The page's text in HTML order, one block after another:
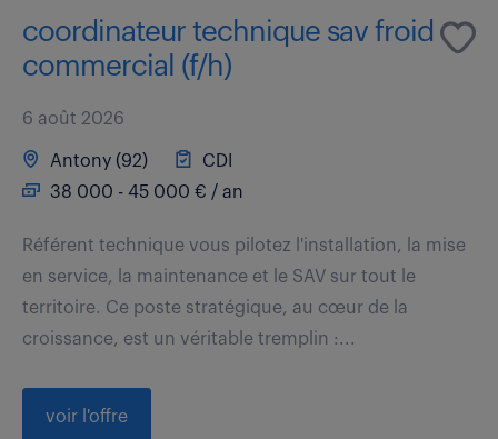
coordinateur technique sav froid
commercial (f/h)
6 août 2026
Antony (92)
CDI
38 000 - 45 000 € / an
Référent technique vous pilotez l'installation, la mise
en service, la maintenance et le SAV sur tout le
territoire. Ce poste stratégique, au cœur de la
croissance, est un véritable tremplin :...
voir l'offre